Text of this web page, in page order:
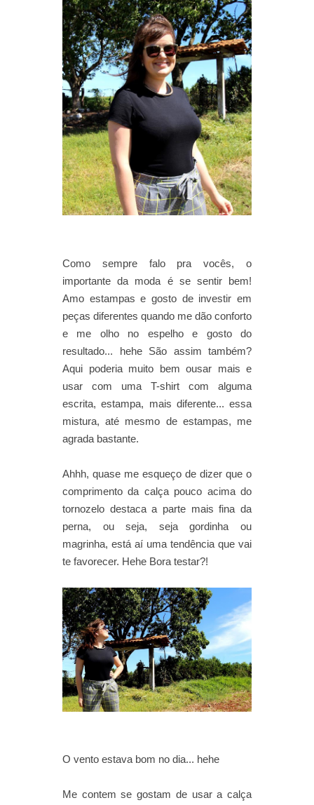
Como sempre falo pra vocês, o
importante da moda é se sentir bem!
Amo estampas e gosto de investir em
peças diferentes quando me dão conforto
e me olho no espelho e gosto do
resultado... hehe São assim também?
Aqui poderia muito bem ousar mais e
usar com uma T-shirt com alguma
escrita, estampa, mais diferente... essa
mistura, até mesmo de estampas, me
agrada bastante.
Ahhh, quase me esqueço de dizer que o
comprimento da calça pouco acima do
tornozelo destaca a parte mais fina da
perna, ou seja, seja gordinha ou
magrinha, está aí uma tendência que vai
te favorecer. Hehe Bora testar?!
O vento estava bom no dia... hehe
Me contem se gostam de usar a calça